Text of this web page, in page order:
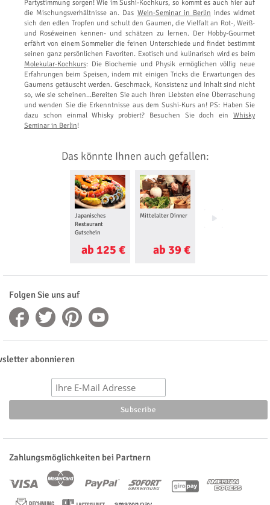
Partystimmung sorgen! Wie im Sushi-Kochkurs, so kommt es auch hier auf
die Mischungsverhältnisse an. Das Wein-Seminar in Berlin indes widmet
sich den edlen Tropfen und schult den Gaumen, die Vielfalt an Rot-, Weiß-
und Roséweinen kennen- und schätzen zu lernen. Der Hobby-Gourmet
erfährt von einem Sommelier die feinen Unterschiede und findet bestimmt
seinen ganz persönlichen Favoriten. Exotisch und kulinarisch wird es beim
Molekular-Kochkurs: Die Biochemie und Physik ermöglichen völlig neue
Erfahrungen beim Speisen, indem mit einigen Tricks die Erwartungen des
Gaumens getäuscht werden. Geschmack, Konsistenz und Inhalt sind nicht
so, wie sie scheinen…Bereiten Sie auch Ihren Liebsten eine Überraschung
und wenden Sie die Erkenntnisse aus dem Sushi-Kurs an! PS: Haben Sie
dazu schon einmal Whisky probiert? Besuchen Sie doch ein Whisky
Seminar in Berlin!
Das könnte Ihnen auch gefallen:
Japanisches
Restaurant
Gutschein
ab 125 €
Mittelalter Dinner
ab 39 €
Dinner in the Dark
Folgen Sie uns auf
abonnieren
Zahlungsmöglichkeiten bei Partnern